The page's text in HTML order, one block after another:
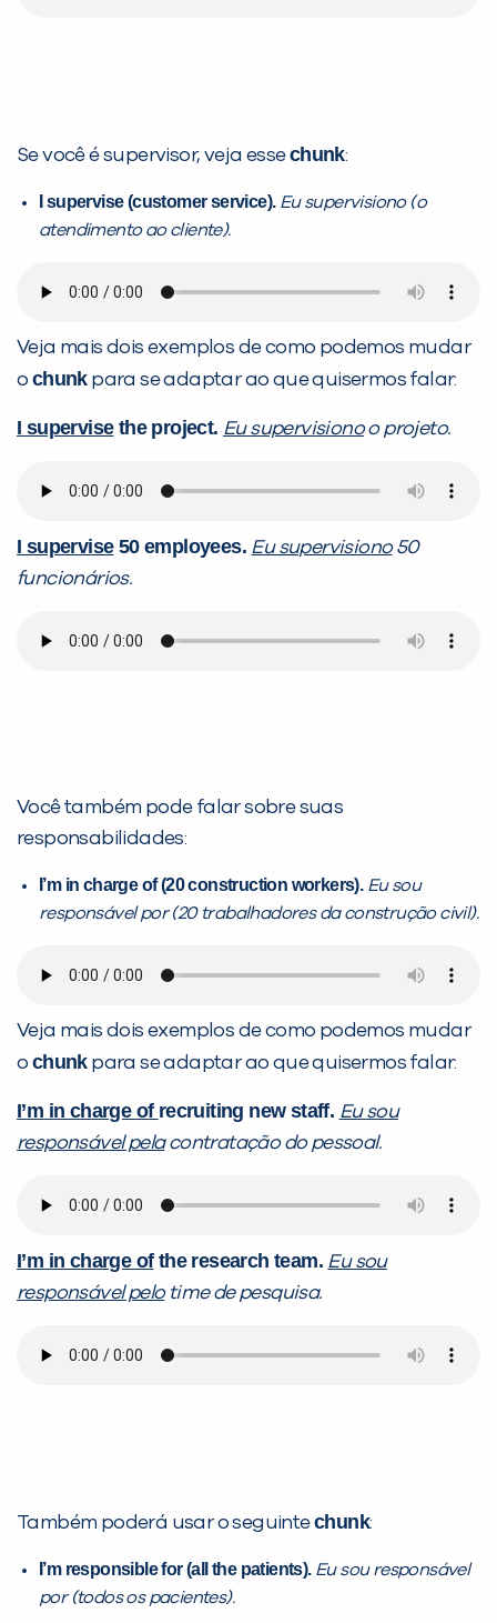
Se você é supervisor, veja essechunk:
I supervise (customer service). Eu supervisiono (o
atendimento ao cliente).
Veja mais dois exemplos de como podemos mudar
o chunkpara se adaptar ao que quisermos falar:
I supervisethe project. Eu supervisionoo projeto.
I supervise50 employees. Eu supervisiono50
funcionários.
Você também pode falar sobre suas
responsabilidades:
I’m in charge of (20 construction workers). Eu sou
responsável por (20 trabalhadores da construção civil).
Veja mais dois exemplos de como podemos mudar
o chunkpara se adaptar ao que quisermos falar:
I’m in charge of recruiting new staff. Eu sou
responsável pelacontratação do pessoal.
I’m in charge ofthe research team. Eu sou
responsável pelotime de pesquisa.
Também poderá usar o seguintechunk:
I’m responsible for (all the patients). Eu sou responsável
por (todos os pacientes).